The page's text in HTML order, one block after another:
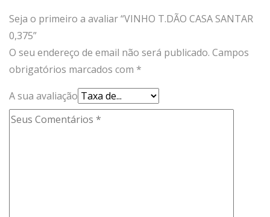
Seja o primeiro a avaliar “VINHO T.DÃO CASA SANTAR
0,375”
O seu endereço de email não será publicado. Campos
obrigatórios marcados com *
A sua avaliação